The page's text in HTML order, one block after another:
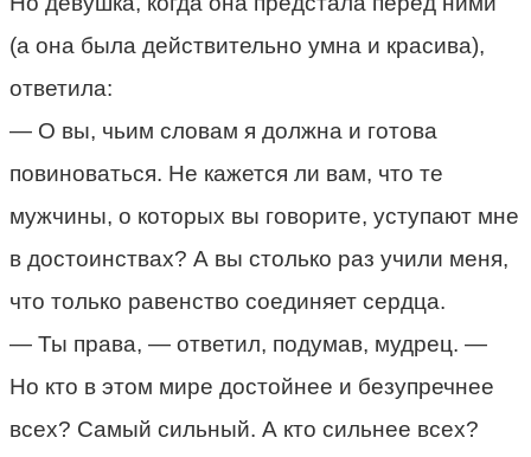
(а она была действительно умна и красива),
ответила:
— О вы, чьим словам я должна и готова
повиноваться. Не кажется ли вам, что те
мужчины, о которых вы говорите, уступают мне
в достоинствах? А вы столько раз учили меня,
что только равенство соединяет сердца.
— Ты права, — ответил, подумав, мудрец. —
Но кто в этом мире достойнее и безупречнее
всех? Самый сильный. А кто сильнее всех?